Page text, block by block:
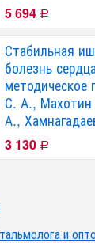
5 694 Р
Стабильная
болезнь
методическое
С. А.,
А.,
3 130 Р
и